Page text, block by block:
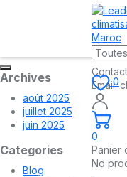
Archives
août 2025
juillet 2025
juin 2025
Categories
Blog
Email:
0
0
Panier
No